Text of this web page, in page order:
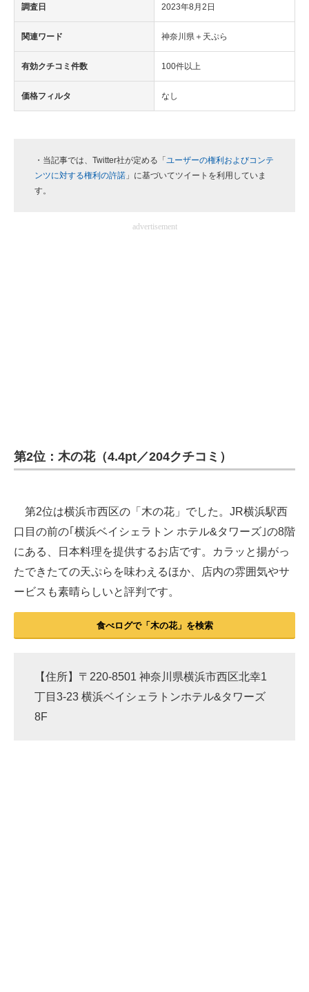
ちょっと気になるネットの話題
調査日 2023年8月2日
関連ワード 神奈川県＋天ぷら
有効クチコミ件数 100件以上
価格フィルタ なし
・当記事では、Twitter社が定める「 ユーザーの権利およびコンテ
ンツに対する権利の許諾 」に基づいてツイートを利用していま
す。
advertisement
第2位：木の花（4.4pt／204クチコミ）
第2位は横浜市西区の「木の花」でした。JR横浜駅西
口目の前の｢横浜ベイシェラトン ホテル&タワーズ｣の8階
にある、日本料理を提供するお店です。カラッと揚がっ
たできたての天ぷらを味わえるほか、店内の雰囲気やサ
ービスも素晴らしいと評判です。
食べログで「木の花」を検索
【住所】〒220-8501 神奈川県横浜市西区北幸1
丁目3-23 横浜ベイシェラトンホテル&タワーズ
8F